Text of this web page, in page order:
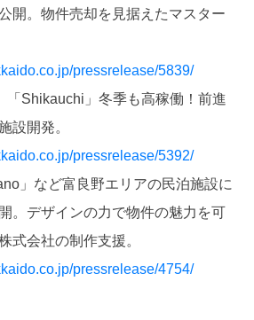
開。物件売却を見据えたマスター
pressrelease/5839/
Shikauchi」冬季も高稼働！前進
設開発。
pressrelease/5392/
」など富良野エリアの民泊施設に
。デザインの力で物件の魅力を可
式会社の制作支援。
pressrelease/4754/